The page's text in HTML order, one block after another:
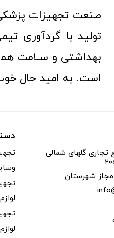
صنعت تجهیزات
تولید با گردآوری
بهداشتی و سلامت
است. به امید حال
تجاری گلهای شمالی
مجاز شهرستان